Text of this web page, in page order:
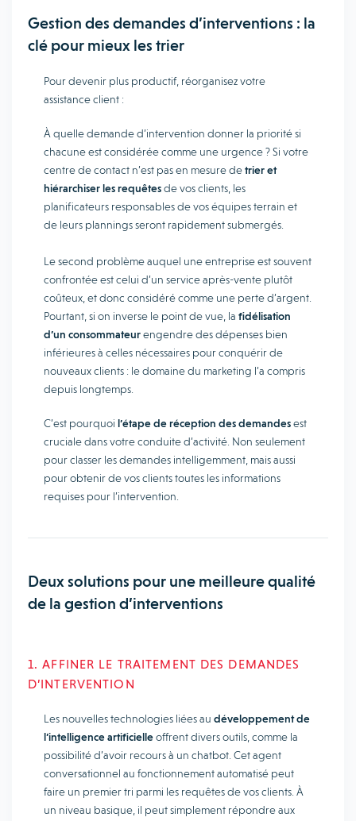
Gestion des demandes d’interventions : la
clé pour mieux les trier
Pour devenir plus productif, réorganisez votre
assistance client :
À quelle demande d’intervention donner la priorité si
chacune est considérée comme une urgence ? Si votre
centre de contact n’est pas en mesure detrier et
hiérarchiser les requêtesde vos clients, les
planificateurs responsables de vos équipes terrain et
de leurs plannings seront rapidement submergés.
Le second problème auquel une entreprise est souvent
confrontée est celui d’un service après-vente plutôt
coûteux, et donc considéré comme une perte d’argent.
Pourtant, si on inverse le point de vue, la fidélisation
d’un consommateurengendre des dépenses bien
inférieures à celles nécessaires pour conquérir de
nouveaux clients : le domaine du marketing l’a compris
depuis longtemps.
C’est pourquoi l’étape de réception des demandesest
cruciale dans votre conduite d’activité. Non seulement
pour classer les demandes intelligemment, mais aussi
pour obtenir de vos clients toutes les informations
requises pour l’intervention.
Deux solutions pour une meilleure qualité
de la gestion d’interventions
1. AFFINER LE TRAITEMENT DES DEMANDES
D’INTERVENTION
Les nouvelles technologies liées au développement de
l’intelligence artificielleoffrent divers outils, comme la
possibilité d’avoir recours à un chatbot. Cet agent
conversationnel au fonctionnement automatisé peut
faire un premier tri parmi les requêtes de vos clients. À
un niveau basique, il peut simplement répondre aux